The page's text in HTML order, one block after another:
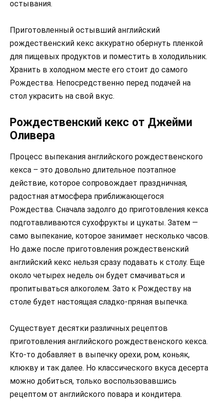
остывания.
Приготовленный остывший английский
рождественский кекс аккуратно обернуть пленкой
для пищевых продуктов и поместить в холодильник.
Хранить в холодном месте его стоит до самого
Рождества. Непосредственно перед подачей на
стол украсить на свой вкус.
Рождественский кекс от Джейми
Оливера
Процесс выпекания английского рождественского
кекса – это довольно длительное поэтапное
действие, которое сопровождает праздничная,
радостная атмосфера приближающегося
Рождества. Сначала задолго до приготовления кекса
подготавливаются сухофрукты и цукаты. Затем —
само выпекание, которое занимает несколько часов.
Но даже после приготовления рождественский
английский кекс нельзя сразу подавать к столу. Еще
около четырех недель он будет смачиваться и
пропитываться алкоголем. Зато к Рождеству на
столе будет настоящая сладко-пряная выпечка.
Существует десятки различных рецептов
приготовления английского рождественского кекса.
Кто-то добавляет в выпечку орехи, ром, коньяк,
клюкву и так далее. Но классического вкуса десерта
можно добиться, только воспользовавшись
рецептом от английского повара и кондитера.